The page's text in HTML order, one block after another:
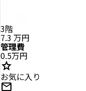
3階
7.3 万円
管理費
0.5万円
star
お気に入り
mail